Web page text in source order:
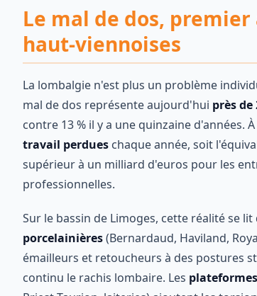
Le mal de dos,
haut-viennoises
La lombalgie n'est plus un problème
mal de dos représente aujourd'hui près
contre 13 % il y a une quinzaine d'années.
travail perdues chaque année, soit
supérieur à un milliard d'euros pour les
professionnelles.
Sur le bassin de Limoges, cette réalité se
porcelainières(Bernardaud, Haviland,
émailleurs et retoucheurs à des postures
continu le rachis lombaire. Les